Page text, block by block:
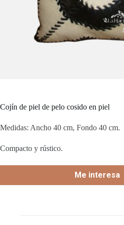
Cojín de piel de pelo cosido en piel
Medidas: Ancho 40 cm, Fondo 40 cm.
Compacto y rústico.
Me interesa